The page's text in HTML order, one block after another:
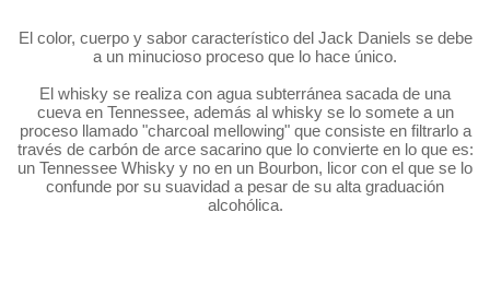
El color, cuerpo y sabor característico del Jack Daniels se debe
a un minucioso proceso que lo hace único.
El whisky se realiza con agua subterránea sacada de una
cueva en Tennessee, además al whisky se lo somete a un
proceso llamado "charcoal mellowing" que consiste en filtrarlo a
través de carbón de arce sacarino que lo convierte en lo que es:
un Tennessee Whisky y no en un Bourbon, licor con el que se lo
confunde por su suavidad a pesar de su alta graduación
alcohólica.